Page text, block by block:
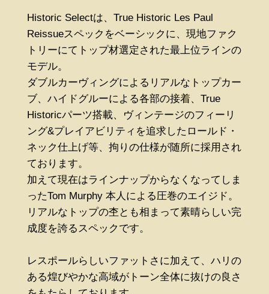
Historic Selectは、True Historic Les Paul
Reissueスペックをベーシックに、現地ファク
トリーにてトップ材選定された最上位ラインの
モデル。
ダブルカーヴィングによるリアルなトップカー
ブ、ハイドグルーによる各部の接着、True
Historicパーツ搭載、ヴィンテージのフィーリ
ング&プレイアビリティを追求したロールド・
ネック仕上げ等、拘りの仕様が随所に採用され
ております。
加えて現在はラインナップからなくなってしま
ったTom Murphy 本人による圧巻のエイジド。
リアルなトップの杢とも相まって素晴らしい完
成度を誇るスペックです。
レスポールらしいファットさに加えて、ハリの
ある煌びやかな高域がトーン全体に抜けの良さ